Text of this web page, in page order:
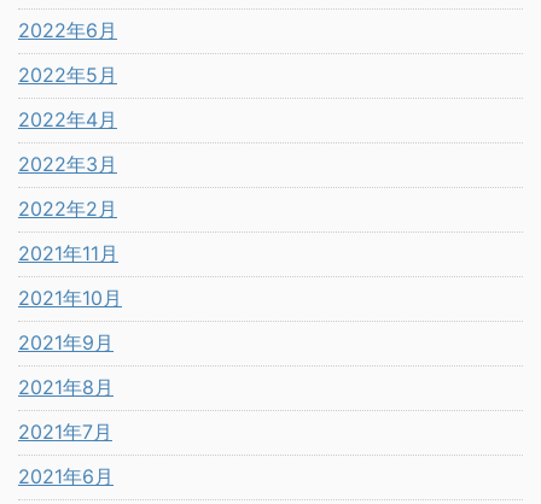
2022年6月
2022年5月
2022年4月
2022年3月
2022年2月
2021年11月
2021年10月
2021年9月
2021年8月
2021年7月
2021年6月